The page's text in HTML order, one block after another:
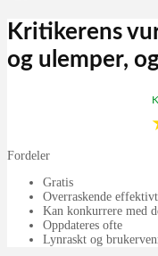
Kritikerens
og ulemper,
Fordeler
Gratis
Overraskende effektivt
Kan konkurrere med
Oppdateres ofte
Lynraskt og